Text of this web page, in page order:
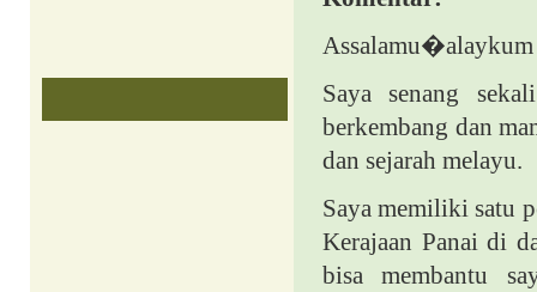
Assalamu�alaykum
Saya senang
berkembang dan
dan sejarah melayu.
Saya memiliki satu
Kerajaan Panai di
bisa membantu